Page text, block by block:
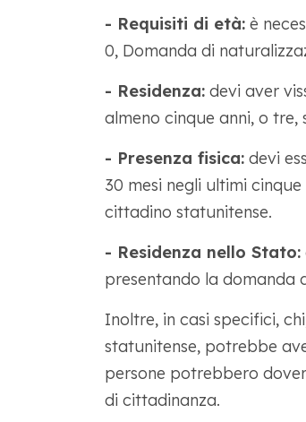
- Requisiti di età:è
0, Domanda di
- Residenza:devi aver
almeno cinque anni, o
- Presenza fisica:devi
30 mesi negli ultimi
cittadino statunitense.
- Residenza nello Stato:
presentando la domanda
Inoltre, in casi specifici,
statunitense, potrebbe
persone potrebbero
di cittadinanza.